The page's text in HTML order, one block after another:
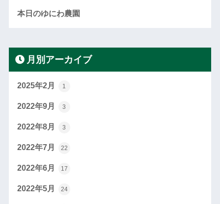
本日のゆにわ農園
月別アーカイブ
2025年2月 1
2022年9月 3
2022年8月 3
2022年7月 22
2022年6月 17
2022年5月 24